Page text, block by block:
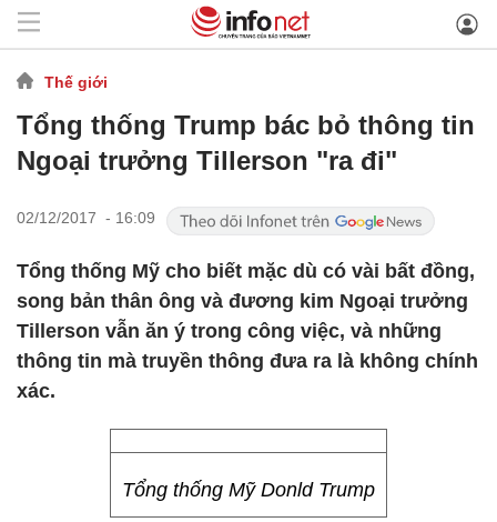
Thế giới
Tổng thống Trump bác bỏ thông tin
Ngoại trưởng Tillerson "ra đi"
02/12/2017 - 16:09
Tổng thống Mỹ cho biết mặc dù có vài bất đồng,
song bản thân ông và đương kim Ngoại trưởng
Tillerson vẫn ăn ý trong công việc, và những
thông tin mà truyền thông đưa ra là không chính
xác.
Tổng thống Mỹ Donld Trump